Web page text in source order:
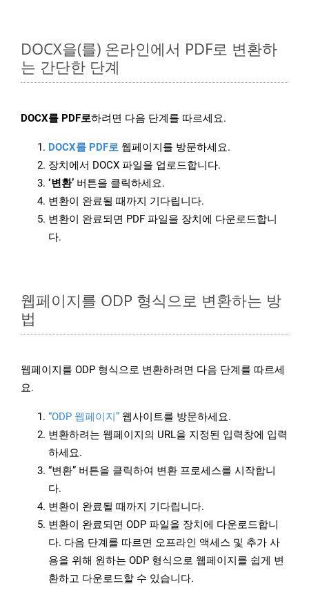
DOCX을(를) 온라인에서 PDF로 변환하
는 간단한 단계
DOCX를 PDF로하려면 다음 단계를 따르세요.
DOCX를 PDF로 웹페이지를 방문하세요.
장치에서 DOCX 파일을 업로드합니다.
‘변환’ 버튼을 클릭하세요.
변환이 완료될 때까지 기다립니다.
변환이 완료되면 PDF 파일을 장치에 다운로드합니
다.
웹페이지를 ODP 형식으로 변환하는 방
법
웹페이지를 ODP 형식으로 변환하려면 다음 단계를 따르세
요.
“ODP 웹페이지” 웹사이트를 방문하세요.
변환하려는 웹페이지의 URL을 지정된 입력창에 입력
하세요.
“변환” 버튼을 클릭하여 변환 프로세스를 시작합니
다.
변환이 완료될 때까지 기다립니다.
변환이 완료되면 ODP 파일을 장치에 다운로드합니
다. 다음 단계를 따르면 오프라인 액세스 및 추가 사
용을 위해 원하는 ODP 형식으로 웹페이지를 쉽게 변
환하고 다운로드할 수 있습니다.